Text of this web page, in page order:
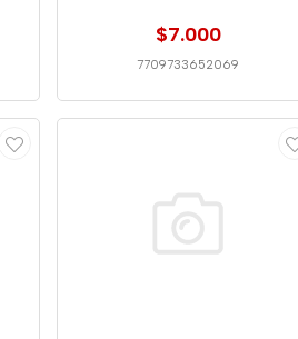
$7.000
7709733652069